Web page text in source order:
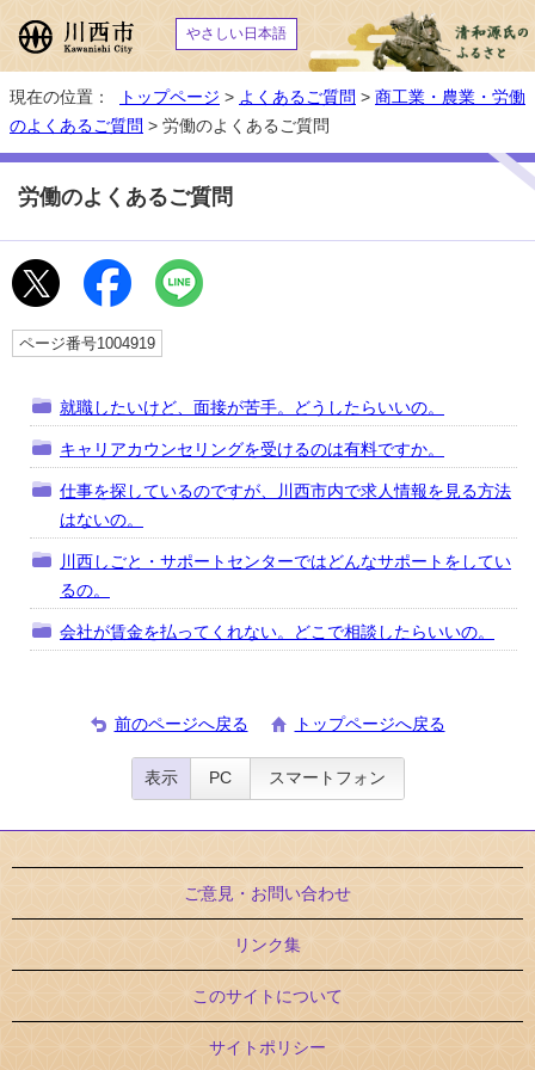
やさしい日本語
現在の位置： トップページ > よくあるご質問 > 商工業・農業・労働
のよくあるご質問 > 労働のよくあるご質問
労働のよくあるご質問
ページ番号1004919
就職したいけど、面接が苦手。どうしたらいいの。
キャリアカウンセリングを受けるのは有料ですか。
仕事を探しているのですが、川西市内で求人情報を見る方法
はないの。
川西しごと・サポートセンターではどんなサポートをしてい
るの。
会社が賃金を払ってくれない。どこで相談したらいいの。
前のページへ戻る トップページへ戻る
表示 PC スマートフォン
ご意見・お問い合わせ
リンク集
このサイトについて
サイトポリシー